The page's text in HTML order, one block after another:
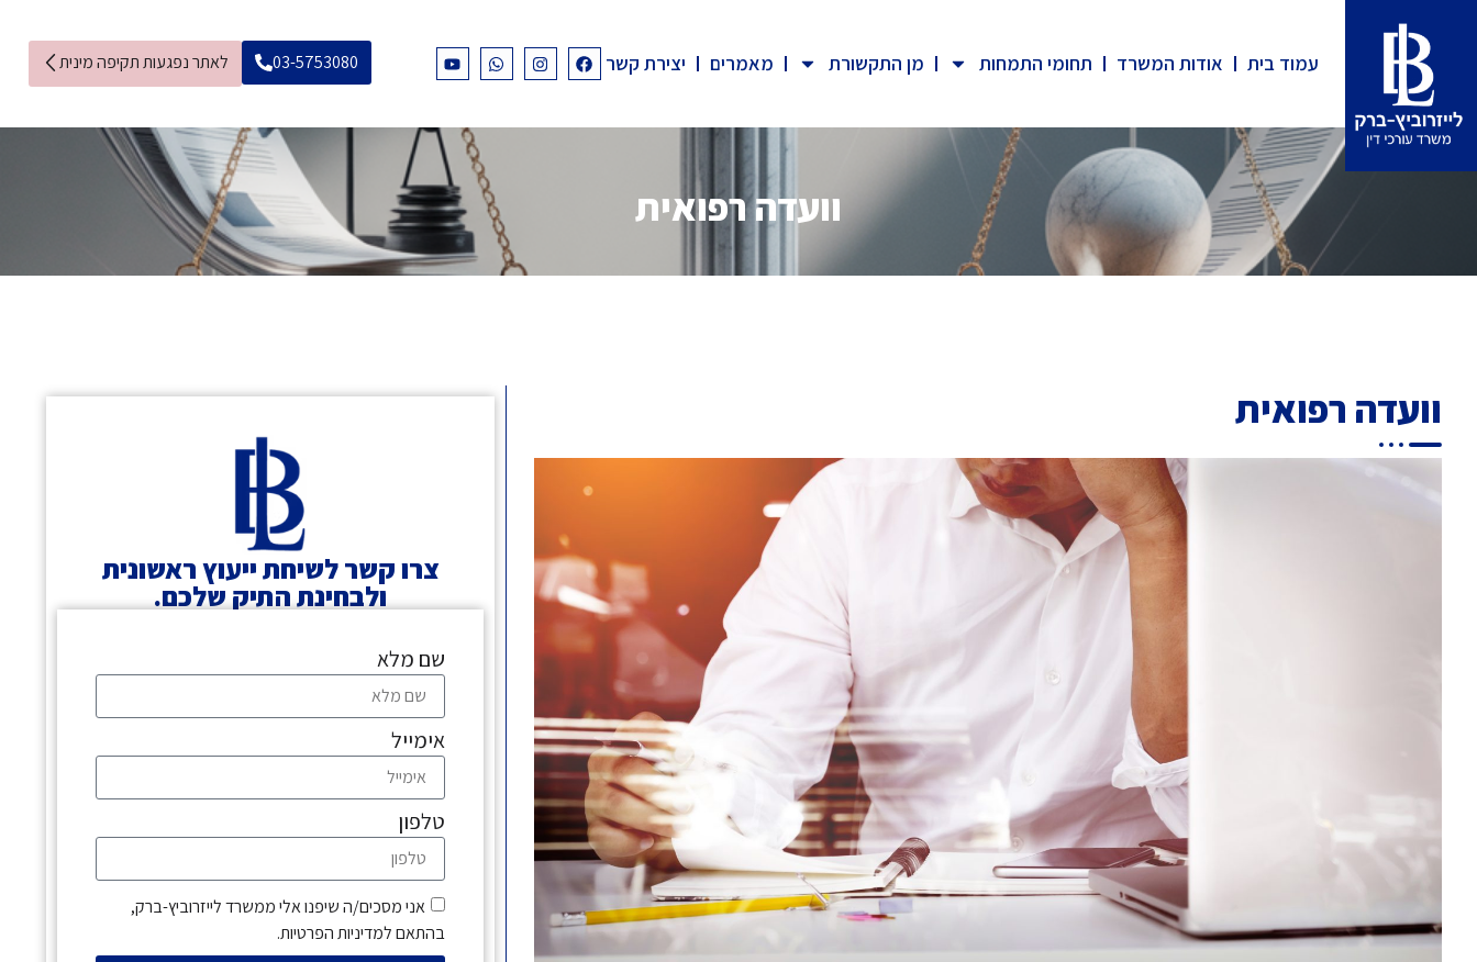
03-5753080 לאתר נפגעות תקיפה מינית עמוד בית אודות המשרד תחומי התמחות מן התקשורת מאמרים יצירת קשר
וועדה רפואית
וועדה רפואית
צרו קשר לשיחת ייעוץ ראשונית
ולבחינת התיק שלכם.
שם מלא
אימייל
טלפון
אני מסכים/ה שיפנו אלי ממשרד לייזרוביץ-ברק,
בהתאם למדיניות הפרטיות.